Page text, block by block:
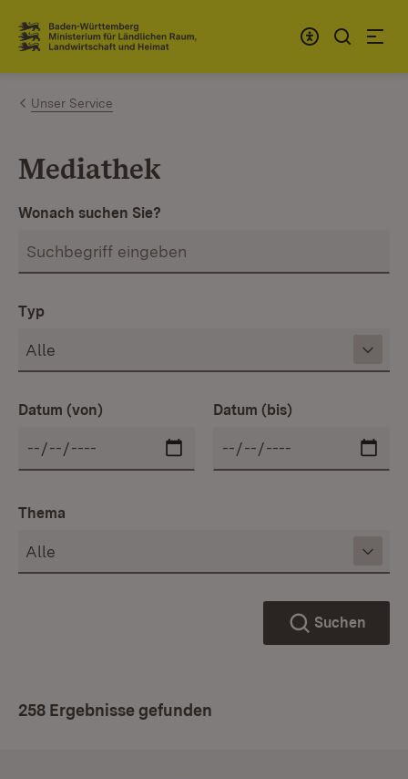
Zum Inhalt springen
Link zur Startseite
Unser Service
Mediathek
Wonach suchen Sie?
Typ
Datum (von) Datum (bis)
Thema
Suchen
258 Ergebnisse gefunden